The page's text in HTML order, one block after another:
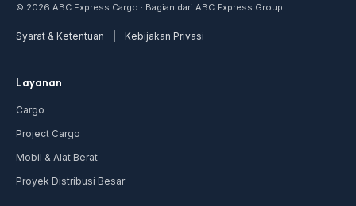
© 2026 ABC Express Cargo · Bagian dari ABC Express Group
Syarat & Ketentuan Kebijakan Privasi
Layanan
Cargo
Project Cargo
Mobil & Alat Berat
Proyek Distribusi Besar